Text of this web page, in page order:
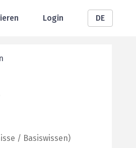
Login DE
/ Basiswissen)